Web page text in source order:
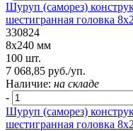
Шуруп (саморез)
шестигранная головка
330824
8х240 мм
100 шт.
7 068,85 руб./уп.
Наличие: на складе
-
Шуруп (саморез)
шестигранная головка